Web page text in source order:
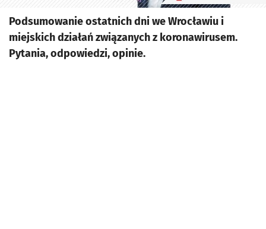
Podsumowanie ostatnich dni we Wrocławiu i
miejskich działań związanych z koronawirusem.
Pytania, odpowiedzi, opinie.